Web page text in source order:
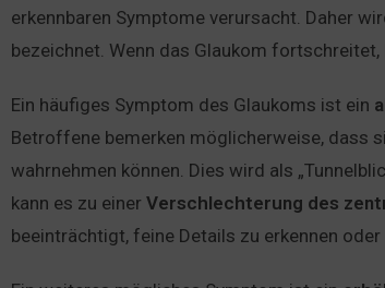
erkennbaren Symptome verursacht. Daher
bezeichnet. Wenn das Glaukom
Ein häufiges Symptom des Glaukoms ist ein
Betroffene bemerken möglicherweise, dass
wahrnehmen können. Dies wird als
kann es zu einer Verschlechterung des
beeinträchtigt, feine Details zu erkennen